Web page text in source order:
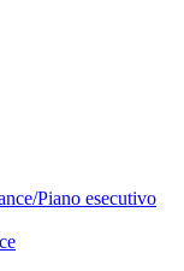
Piano esecutivo